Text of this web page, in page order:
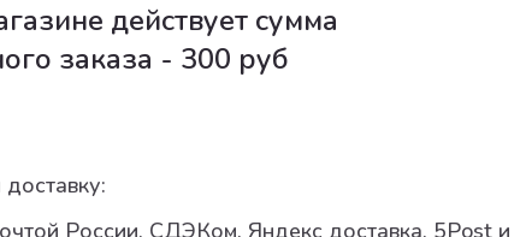
Мулине
15 ₽
действует сумма
заказа - 300 руб
России, СДЭКом, Яндекс доставка, 5Post и